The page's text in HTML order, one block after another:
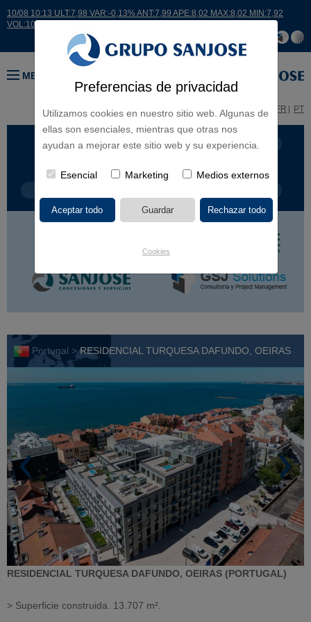
Preferencias de privacidad
Utilizamos cookies en nuestro sitio web. Algunas de
ellas son esenciales, mientras que otras nos
ayudan a mejorar este sitio web y su experiencia.
Esencial Marketing Medios externos
Cookies
10/08 10:13 ULT:7,98 VAR:-0,13% ANT:7,99 APE:8,02 MAX:8,02 MIN:7,92
VOL:10501
MENÚ
EN FR PT
LÍNEA DE NEGOCIO CONTINENTES
Portugal >RESIDENCIAL TURQUESA DAFUNDO, OEIRAS
RESIDENCIAL TURQUESA DAFUNDO, OEIRAS (PORTUGAL)
> Superficie construida. 13.707 m².